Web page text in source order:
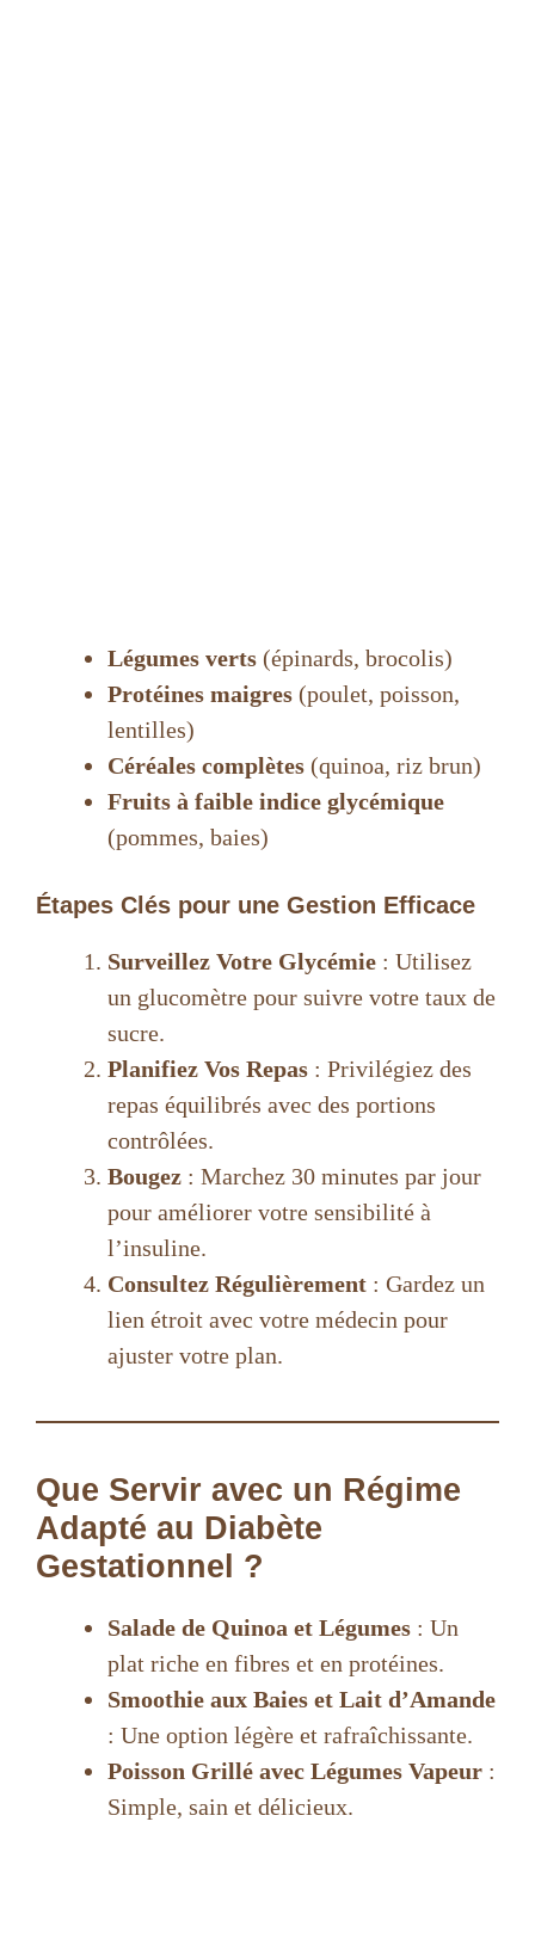
Légumes verts (épinards, brocolis)
Protéines maigres (poulet, poisson,
lentilles)
Céréales complètes (quinoa, riz brun)
Fruits à faible indice glycémique
(pommes, baies)
Étapes Clés pour une Gestion Efficace
Surveillez Votre Glycémie : Utilisez
un glucomètre pour suivre votre taux de
sucre.
Planifiez Vos Repas : Privilégiez des
repas équilibrés avec des portions
contrôlées.
Bougez : Marchez 30 minutes par jour
pour améliorer votre sensibilité à
l’insuline.
Consultez Régulièrement : Gardez un
lien étroit avec votre médecin pour
ajuster votre plan.
Que Servir avec un Régime
Adapté au Diabète
Gestationnel ?
Salade de Quinoa et Légumes : Un
plat riche en fibres et en protéines.
Smoothie aux Baies et Lait d’Amande
: Une option légère et rafraîchissante.
Poisson Grillé avec Légumes Vapeur :
Simple, sain et délicieux.